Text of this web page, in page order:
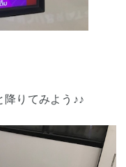
降りてみよう♪♪